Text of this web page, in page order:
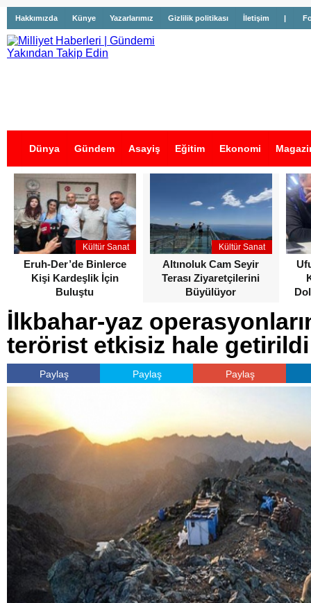
Hakkımızda Künye Yazarlarımız Gizlilik politikası İletişim |
Dünya Gündem Asayiş Eğitim Ekonomi
İş İlanları
Kültür Sanat
Eruh-Der’de Binlerce
Kişi Kardeşlik İçin
Buluştu
Kültür Sanat
Altınoluk Cam Seyir
Terası Ziyaretçilerini
Büyülüyor
İlkbahar-yaz
terörist etkisiz hale getirildi
Paylaş Paylaş Paylaş